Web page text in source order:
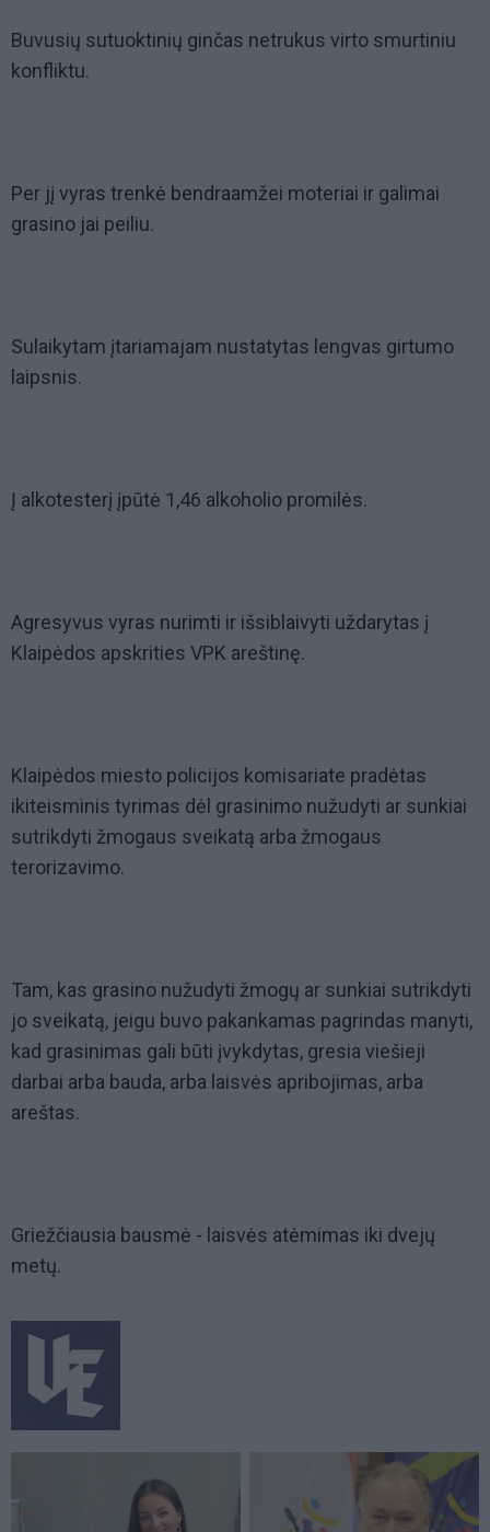
Buvusių sutuoktinių ginčas netrukus virto smurtiniu
konfliktu.
Per jį vyras trenkė bendraamžei moteriai ir galimai
grasino jai peiliu.
Sulaikytam įtariamajam nustatytas lengvas girtumo
laipsnis.
Į alkotesterį įpūtė 1,46 alkoholio promilės.
Agresyvus vyras nurimti ir išsiblaivyti uždarytas į
Klaipėdos apskrities VPK areštinę.
Klaipėdos miesto policijos komisariate pradėtas
ikiteisminis tyrimas dėl grasinimo nužudyti ar sunkiai
sutrikdyti žmogaus sveikatą arba žmogaus
terorizavimo.
Tam, kas grasino nužudyti žmogų ar sunkiai sutrikdyti
jo sveikatą, jeigu buvo pakankamas pagrindas manyti,
kad grasinimas gali būti įvykdytas, gresia viešieji
darbai arba bauda, arba laisvės apribojimas, arba
areštas.
Griežčiausia bausmė - laisvės atėmimas iki dvejų
metų.